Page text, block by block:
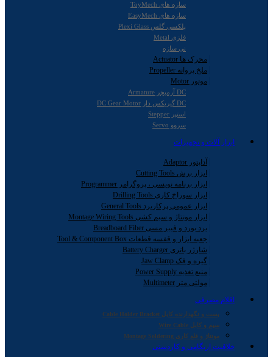
سازه های ToyMech
سازه های EasyMech
پلکسی گلس Plexi Glass
فلزی Metal
نی سازه
محرک ها Actuator
ملخ پروانه Propeller
موتور Motor
DC آرمیچر Armature
DC گیربکس دار DC Gear Motor
استپر Stepper
سروو Servo
ابزار آلات و تجهیزات
آداپتور Adaptor
ابزار برش Cutting Tools
ابزار برنامه نویسی ، پروگرامر Programmer
ابزار سوراخ کاری Drilling Tools
ابزار عمومی پرکاربرد General Tools
ابزار مونتاژ و سیم کشی Montage Wiring Tools
برد بورد و فیبر مسی Breadboard Fiber
جعبه ابزار و قفسه قطعات Tool & Component Box
شارژر باتری Battery Charger
گیره و فک Jaw Clamp
منبع تغذیه Power Supply
مولتی متر Multimeter
اقلام مصرفی
بست و نگهدارنده کابل Cable Holder Bracket
سیم و کابل Wire Cable
مونتاژ و قلع کاری Montage Soldering
خلاقیت اریگامی و کاردستی